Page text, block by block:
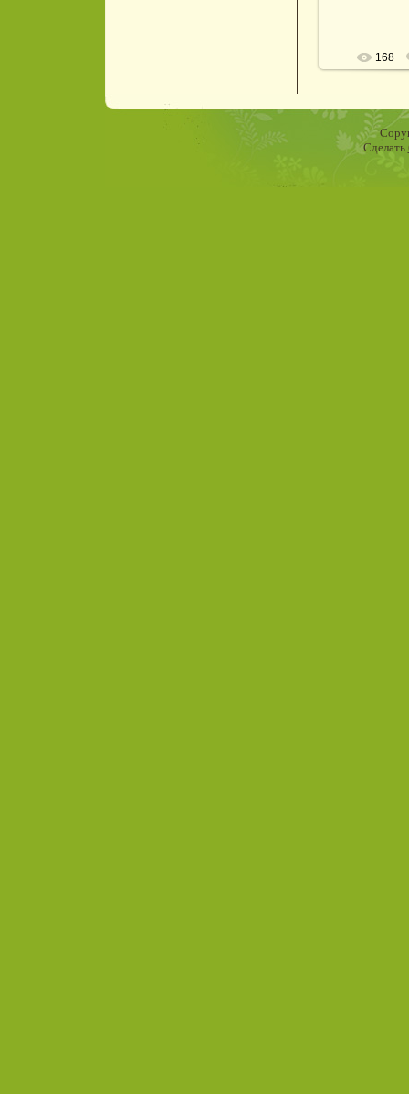
168
Сделать